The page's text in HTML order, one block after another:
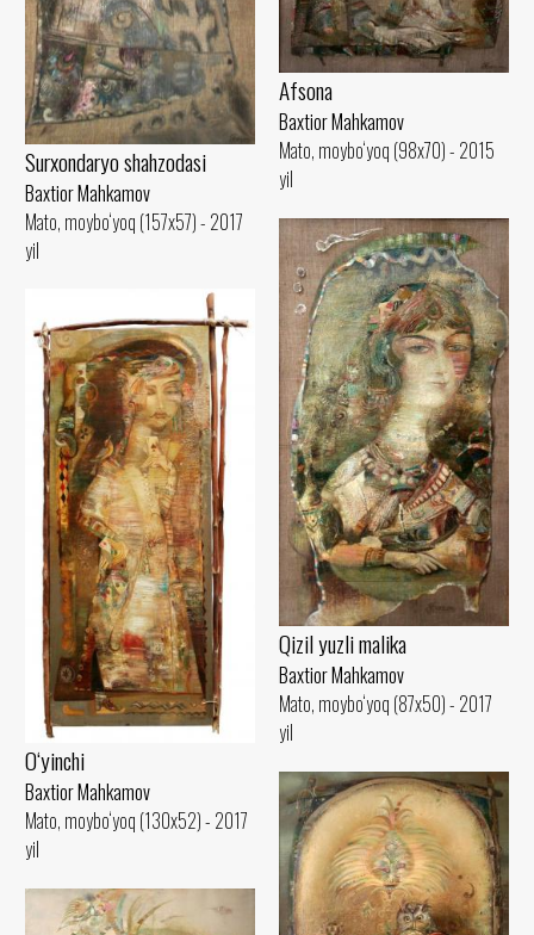
Surxondaryo shahzodasi
Baxtior Mahkamov
Mato, moybo‘yoq (157x57) - 2017
yil
Afsona
Baxtior Mahkamov
Mato, moybo‘yoq (98x70) - 2015
yil
Qizil yuzli malika
Baxtior Mahkamov
Mato, moybo‘yoq (87x50) - 2017
yil
O‘yinchi
Baxtior Mahkamov
Mato, moybo‘yoq (130x52) - 2017
yil